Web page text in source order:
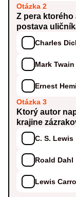
Otázka 2
Z pera
postava
Charles
Mark Twain
Ernest
Otázka 3
Ktorý autor
krajine
C. S. Lewis
Roald Dahl
Lewis